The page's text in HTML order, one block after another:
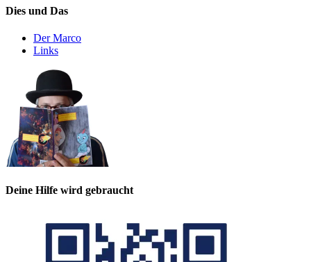
Dies und Das
Der Marco
Links
Deine Hilfe wird gebraucht